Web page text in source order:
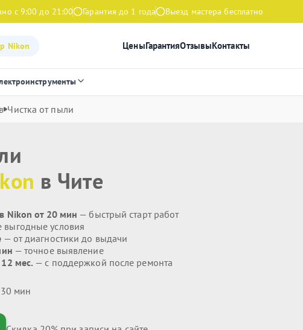
с 9:00 до 21:00 Гарантия до 1 года Выезд мастера бесплатно
Nikon ЦеныГарантияОтзывыКонтакты
Чистка от пыли
в Чите
Nikon от 20 мин — быстрый старт работ
выгодные условия
— от диагностики до выдачи
— точное выявление
мес. — с поддержкой после ремонта
мин